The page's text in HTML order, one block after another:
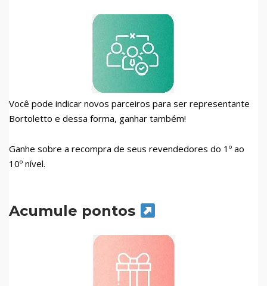
Você pode indicar novos parceiros para ser representante
Bortoletto e dessa forma, ganhar também!
Ganhe sobre a recompra de seus revendedores do 1º ao
10º nível.
Acumule pontos